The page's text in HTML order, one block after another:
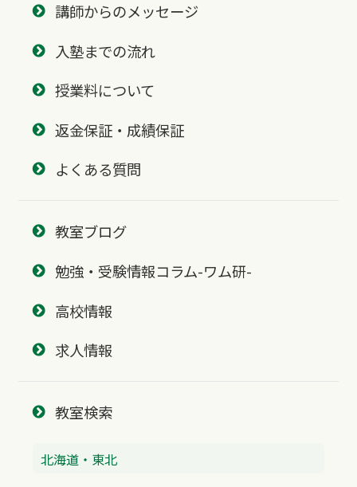
講師からのメッセージ
入塾までの流れ
授業料について
返金保証・成績保証
よくある質問
教室ブログ
勉強・受験情報コラム-ワム研-
高校情報
求人情報
教室検索
北海道・東北